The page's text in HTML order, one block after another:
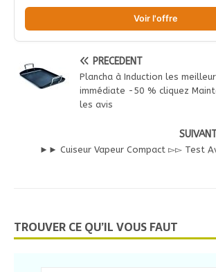
Voir l'offre
PRÉCÉDENT
Plancha à Induction les
immédiate -50 % cliquez
les avis
►► Cuiseur Vapeur Compact ▻▻ Test
TROUVER CE QU’IL VOUS FAUT